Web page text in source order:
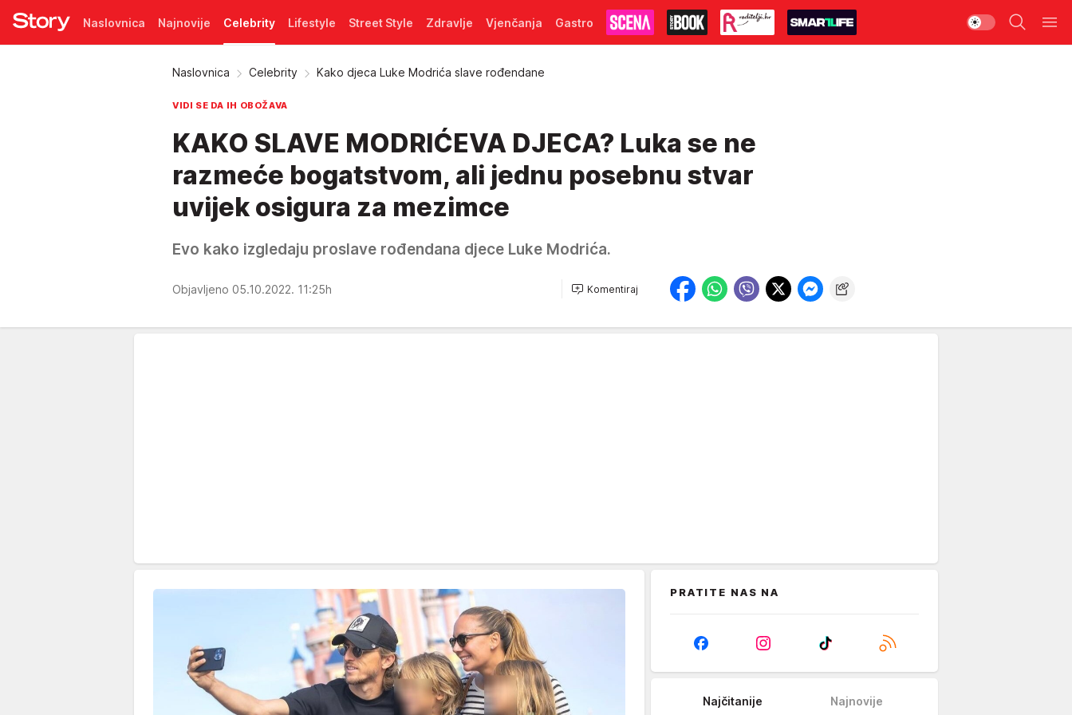
Naslovnica Najnovije Celebrity Lifestyle Street Style Zdravlje Vjenčanja Gastro
Naslovnica Celebrity Kako djeca Luke Modrića slave rođendane
VIDI SE DA IH OBOŽAVA
KAKO SLAVE MODRIĆEVA DJECA? Luka se ne
razmeće bogatstvom, ali jednu posebnu stvar
uvijek osigura za mezimce
Evo kako izgledaju proslave rođendana djece Luke Modrića.
Objavljeno 05.10.2022. 11:25h Komentiraj
PRATITE NAS NA
Najčitanije Najnovije